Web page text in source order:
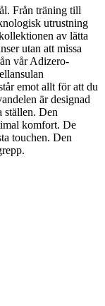
Från träning till
utrustning
av lätta
utan att missa
vår Adizero-
emot allt för att du
är designad
ställen. Den
komfort. De
touchen. Den